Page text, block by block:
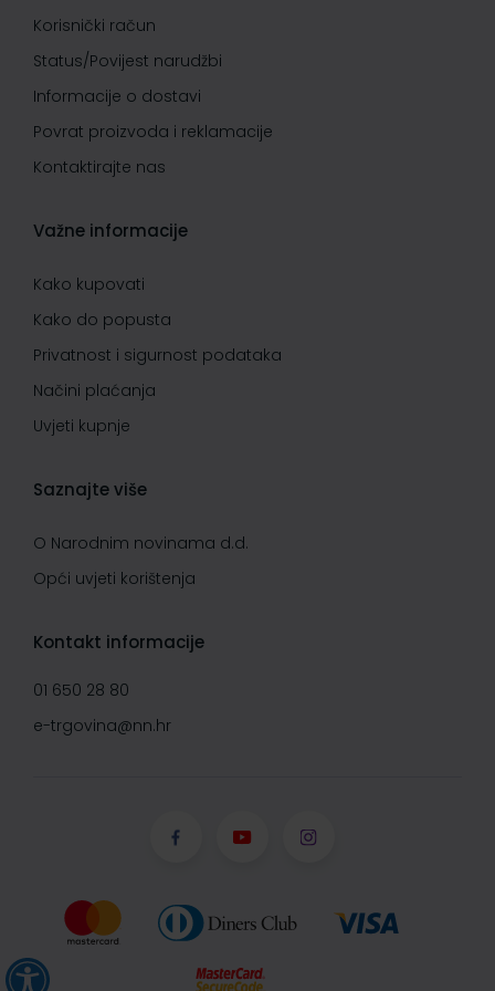
Korisnički račun
Status/Povijest narudžbi
Informacije o dostavi
Povrat proizvoda i reklamacije
Kontaktirajte nas
Važne informacije
Kako kupovati
Kako do popusta
Privatnost i sigurnost podataka
Načini plaćanja
Uvjeti kupnje
Saznajte više
O Narodnim novinama d.d.
Opći uvjeti korištenja
Kontakt informacije
01 650 28 80
e-trgovina@nn.hr